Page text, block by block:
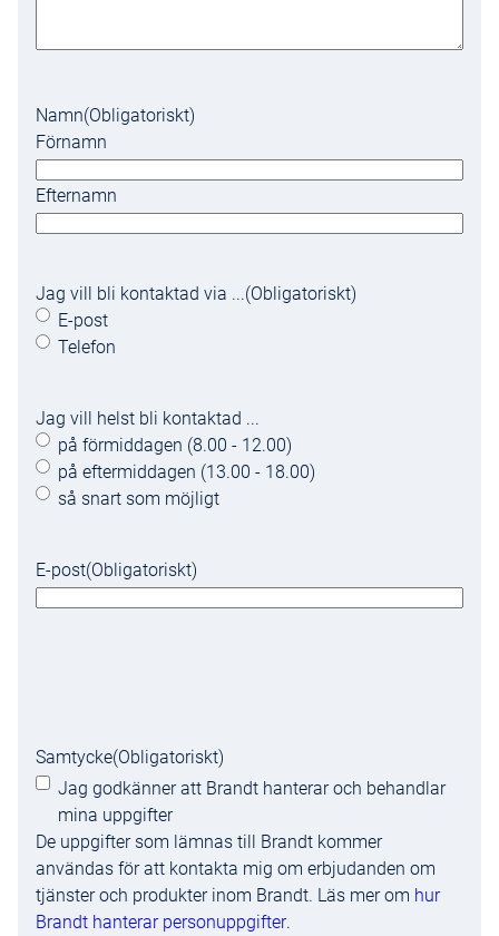
Namn(Obligatoriskt)
Förnamn
Efternamn
Jag vill bli kontaktad via ...(Obligatoriskt)
E-post
Telefon
Jag vill helst bli kontaktad ...
på förmiddagen (8.00 - 12.00)
på eftermiddagen (13.00 - 18.00)
så snart som möjligt
E-post(Obligatoriskt)
Samtycke(Obligatoriskt)
Jag godkänner att Brandt hanterar och behandlar
mina uppgifter
De uppgifter som lämnas till Brandt kommer
användas för att kontakta mig om erbjudanden om
tjänster och produkter inom Brandt. Läs mer om hur
Brandt hanterar personuppgifter.